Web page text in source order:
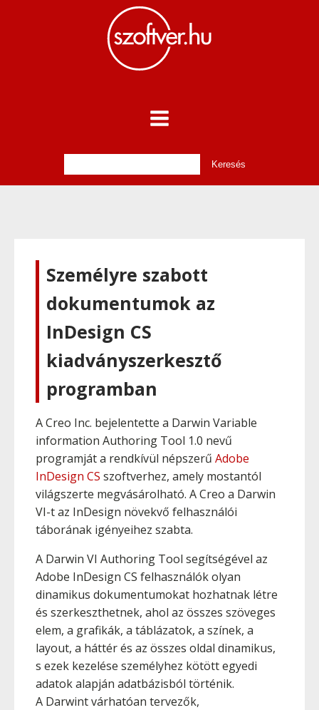
Személyre szabott
dokumentumok az
InDesign CS
kiadványszerkesztő
programban
A Creo Inc. bejelentette a Darwin Variable
information Authoring Tool 1.0 nevű
programját a rendkívül népszerű Adobe
InDesign CS szoftverhez, amely mostantól
világszerte megvásárolható. A Creo a Darwin
VI-t az InDesign növekvő felhasználói
táborának igényeihez szabta.
A Darwin VI Authoring Tool segítségével az
Adobe InDesign CS felhasználók olyan
dinamikus dokumentumokat hozhatnak létre
és szerkeszthetnek, ahol az összes szöveges
elem, a grafikák, a táblázatok, a színek, a
layout, a háttér és az összes oldal dinamikus,
s ezek kezelése személyhez kötött egyedi
adatok alapján adatbázisból történik.
A Darwint várhatóan tervezők,